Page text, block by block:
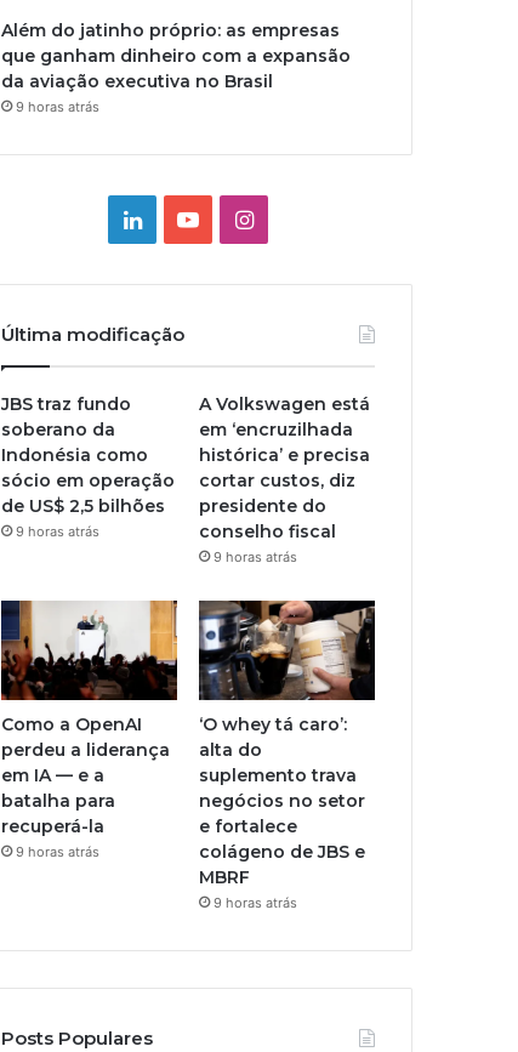
Além do jatinho próprio: as empresas
que ganham dinheiro com a expansão
da aviação executiva no Brasil
9 horas atrás
LinkedinYouTubeInstagram
Última modificação
JBS traz fundo
soberano da
Indonésia como
sócio em operação
de US$ 2,5 bilhões
9 horas atrás
A Volkswagen está
em ‘encruzilhada
histórica’ e precisa
cortar custos, diz
presidente do
conselho fiscal
9 horas atrás
Como a OpenAI
perdeu a liderança
em IA — e a
batalha para
recuperá-la
9 horas atrás
‘O whey tá caro’:
alta do
suplemento trava
negócios no setor
e fortalece
colágeno de JBS e
MBRF
9 horas atrás
Posts Populares